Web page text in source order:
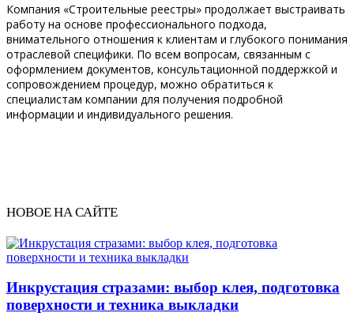
Компания «Строительные реестры» продолжает выстраивать
работу на основе профессионального подхода,
внимательного отношения к клиентам и глубокого понимания
отраслевой специфики. По всем вопросам, связанным с
оформлением документов, консультационной поддержкой и
сопровождением процедур, можно обратиться к
специалистам компании для получения подробной
информации и индивидуального решения.
НОВОЕ НА САЙТЕ
Инкрустация стразами: выбор клея, подготовка
поверхности и техника выкладки